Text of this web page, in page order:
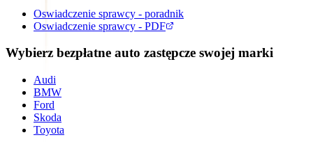
Oswiadczenie sprawcy - poradnik
Oswiadczenie sprawcy - PDF
Wybierz bezpłatne auto zastępcze swojej marki
Audi
BMW
Ford
Skoda
Toyota